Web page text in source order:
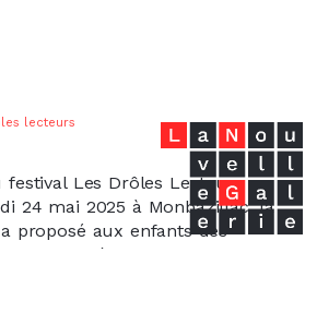
lecteurs
festival Les Drôles Lecteurs
24 mai 2025 à Monbazillac, la
proposé aux enfants des
sur le thème du festival :